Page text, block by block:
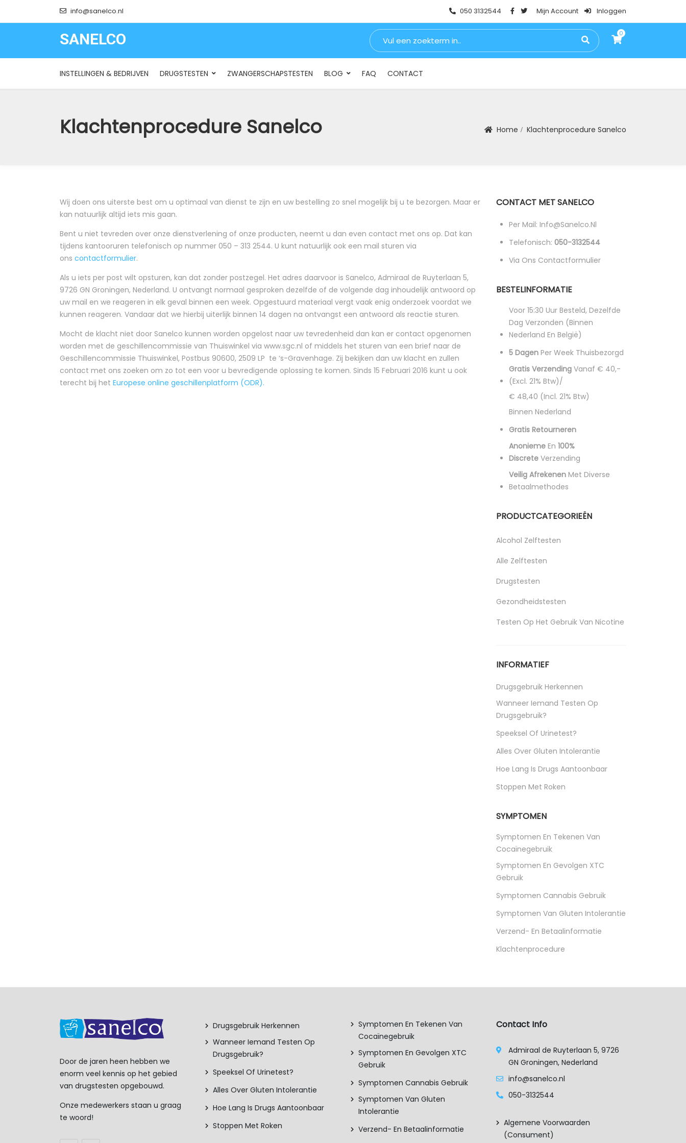
info@sanelco.nl 050 3132544 Mijn Account Inloggen
SANELCO 0
Zoeken naar:
INSTELLINGEN & BEDRIJVEN DRUGSTESTEN ZWANGERSCHAPSTESTEN BLOG FAQ CONTACT
SANELCO INSTELLINGEN & BEDRIJVEN DRUGSTESTEN ZWANGERSCHAPSTESTEN
Klachtenprocedure Sanelco Home Klachtenprocedure Sanelco
Wij doen ons uiterste best om u optimaal van dienst te zijn en uw bestelling zo snel mogelijk bij u te bezorgen. Maar er
kan natuurlijk altijd iets mis gaan.
Bent u niet tevreden over onze dienstverlening of onze producten, neemt u dan even contact met ons op. Dat kan
tijdens kantooruren telefonisch op nummer 050 – 313 2544. U kunt natuurlijk ook een mail sturen via
ons contactformulier.
Als u iets per post wilt opsturen, kan dat zonder postzegel. Het adres daarvoor is Sanelco, Admiraal de Ruyterlaan 5,
9726 GN Groningen, Nederland. U ontvangt normaal gesproken dezelfde of de volgende dag inhoudelijk antwoord op
uw mail en we reageren in elk geval binnen een week. Opgestuurd materiaal vergt vaak enig onderzoek voordat we
kunnen reageren. Vandaar dat we hierbij uiterlijk binnen 14 dagen na ontvangst een antwoord als reactie sturen.
Mocht de klacht niet door Sanelco kunnen worden opgelost naar uw tevredenheid dan kan er contact opgenomen
worden met de geschillencommissie van Thuiswinkel via www.sgc.nl of middels het sturen van een brief naar de
Geschillencommissie Thuiswinkel, Postbus 90600, 2509 LP te ‘s-Gravenhage. Zij bekijken dan uw klacht en zullen
contact met ons zoeken om zo tot een voor u bevredigende oplossing te komen. Sinds 15 Februari 2016 kunt u ook
terecht bij het Europese online geschillenplatform (ODR).
CONTACT MET SANELCO
Per Mail: Info@sanelco.nl
Telefonisch: 050-3132544
Via Ons Contactformulier
BESTELINFORMATIE
Voor 15:30 Uur Besteld, Dezelfde
Dag Verzonden (binnen
Nederland En België)
5 Dagen Per Week Thuisbezorgd
Gratis Verzending Vanaf € 40,-
(excl. 21% Btw)/
€ 48,40 (incl. 21% Btw)
Binnen Nederland
Gratis Retourneren
Anonieme En 100%
Discrete Verzending
Veilig Afrekenen Met Diverse
Betaalmethodes
PRODUCTCATEGORIEËN
Alcohol Zelftesten
Alle Zelftesten
Drugstesten
Gezondheidstesten
Testen Op Het Gebruik Van Nicotine
INFORMATIEF
Drugsgebruik Herkennen
Wanneer Iemand Testen Op
Drugsgebruik?
Speeksel Of Urinetest?
Alles Over Gluten Intolerantie
Hoe Lang Is Drugs Aantoonbaar
Stoppen Met Roken
SYMPTOMEN
Symptomen En Tekenen Van
Cocaïnegebruik
Symptomen En Gevolgen XTC
Gebruik
Symptomen Cannabis Gebruik
Symptomen Van Gluten Intolerantie
Verzend- En Betaalinformatie
Klachtenprocedure
Door de jaren heen hebben we
enorm veel kennis op het gebied
van drugstesten opgebouwd.
Onze medewerkers staan u graag
te woord!
Drugsgebruik Herkennen
Wanneer Iemand Testen Op
Drugsgebruik?
Speeksel Of Urinetest?
Alles Over Gluten Intolerantie
Hoe Lang Is Drugs Aantoonbaar
Stoppen Met Roken
Symptomen En Tekenen Van
Cocaïnegebruik
Symptomen En Gevolgen XTC
Gebruik
Symptomen Cannabis Gebruik
Symptomen Van Gluten
Intolerantie
Verzend- En Betaalinformatie
Contact Info
Admiraal de Ruyterlaan 5, 9726
GN Groningen, Nederland
info@sanelco.nl
050-3132544
Algemene Voorwaarden
(consument)